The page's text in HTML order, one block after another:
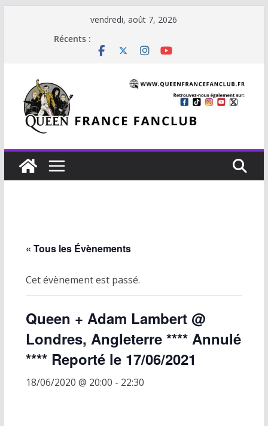
vendredi, août 7, 2026
Récents :
« Tous les Évènements
Cet évènement est passé.
Queen + Adam Lambert @
Londres, Angleterre **** Annulé
**** Reporté le 17/06/2021
18/06/2020 @ 20:00 - 22:30